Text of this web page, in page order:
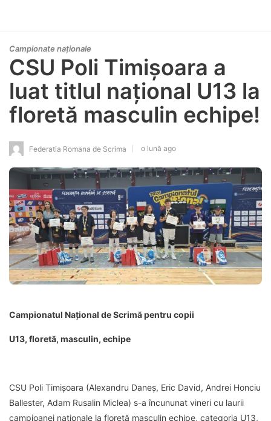
Campionate naționale
CSU Poli Timișoara a
luat titlul național U13 la
floretă masculin echipe!
Federatia Romana de Scrima o lună ago
Campionatul Național de Scrimă pentru copii
U13, floretă, masculin, echipe
CSU Poli Timișoara (Alexandru Daneș, Eric David, Andrei Honciu
Ballester, Adam Rusalin Miclea) s-a încununat vineri cu laurii
campioanei naționale la floretă masculin echipe, categoria U13,